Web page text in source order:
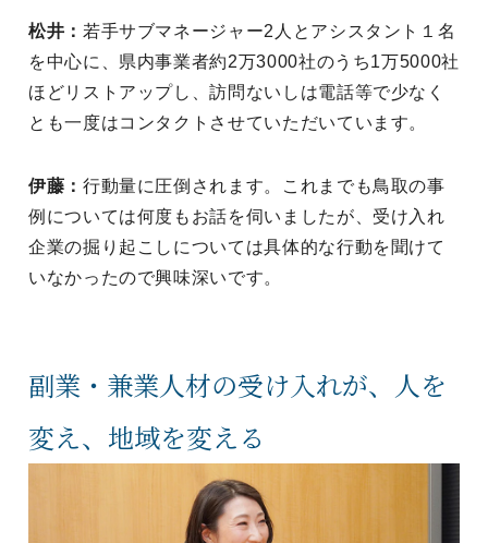
松井： 若手サブマネージャー2人とアシスタント１名
を中心に、県内事業者約2万3000社のうち1万5000社
ほどリストアップし、訪問ないしは電話等で少なく
とも一度はコンタクトさせていただいています。
伊藤： 行動量に圧倒されます。これまでも鳥取の事
例については何度もお話を伺いましたが、受け入れ
企業の掘り起こしについては具体的な行動を聞けて
いなかったので興味深いです。
副業・兼業人材の受け入れが、人を
変え、地域を変える